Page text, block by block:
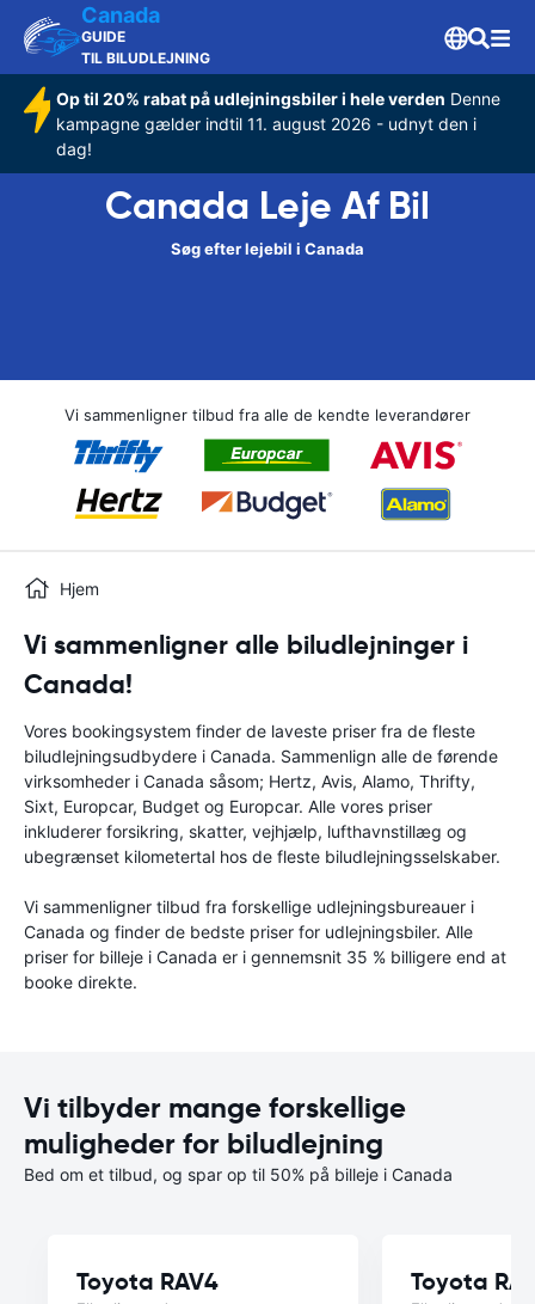
Canada
GUIDE
TIL BILUDLEJNING
Op til 20% rabat på udlejningsbiler i hele verden Denne
kampagne gælder indtil 11. august 2026 - udnyt den i
dag!
Canada Leje Af Bil
Søg efter lejebil i Canada
Vi sammenligner tilbud fra alle de kendte leverandører
Hjem
Vi sammenligner alle biludlejninger i
Canada!
Vores bookingsystem finder de laveste priser fra de fleste
biludlejningsudbydere i Canada. Sammenlign alle de førende
virksomheder i Canada såsom; Hertz, Avis, Alamo, Thrifty,
Sixt, Europcar, Budget og Europcar. Alle vores priser
inkluderer forsikring, skatter, vejhjælp, lufthavnstillæg og
ubegrænset kilometertal hos de fleste biludlejningsselskaber.
Vi sammenligner tilbud fra forskellige udlejningsbureauer i
Canada og finder de bedste priser for udlejningsbiler. Alle
priser for billeje i Canada er i gennemsnit 35 % billigere end at
booke direkte.
Vi tilbyder mange forskellige
muligheder for biludlejning
Bed om et tilbud, og spar op til 50% på billeje i Canada
Toyota RAV4 Toyota